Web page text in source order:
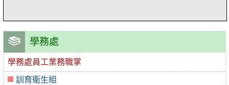
學務處
學務處員工業務職掌
訓育衛生組